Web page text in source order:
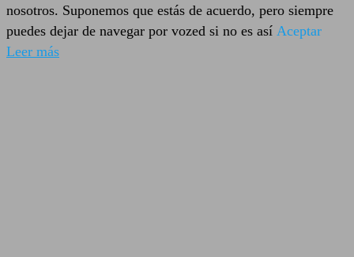
nosotros. Suponemos que estás de acuerdo, pero siempre
puedes dejar de navegar por vozed si no es así Aceptar
Leer más